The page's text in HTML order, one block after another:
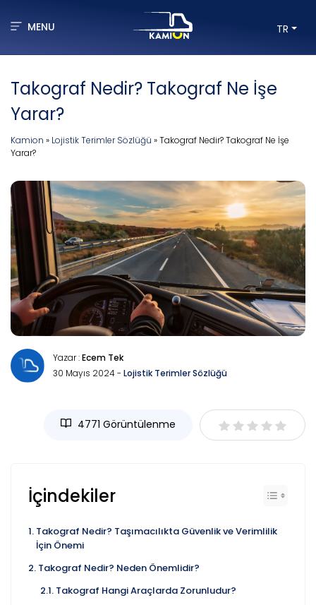
MENU TR
Takograf Nedir? Takograf Ne İşe
Yarar?
Kamion » Lojistik Terimler Sözlüğü »Takograf Nedir? Takograf Ne İşe
Yarar?
Yazar :Ecem Tek
30 Mayıs 2024 - Lojistik Terimler Sözlüğü
4771 Görüntülenme
İçindekiler
Takograf Nedir? Taşımacılıkta Güvenlik ve Verimlilik
İçin Önemi
Takograf Nedir? Neden Önemlidir?
Takograf Hangi Araçlarda Zorunludur?